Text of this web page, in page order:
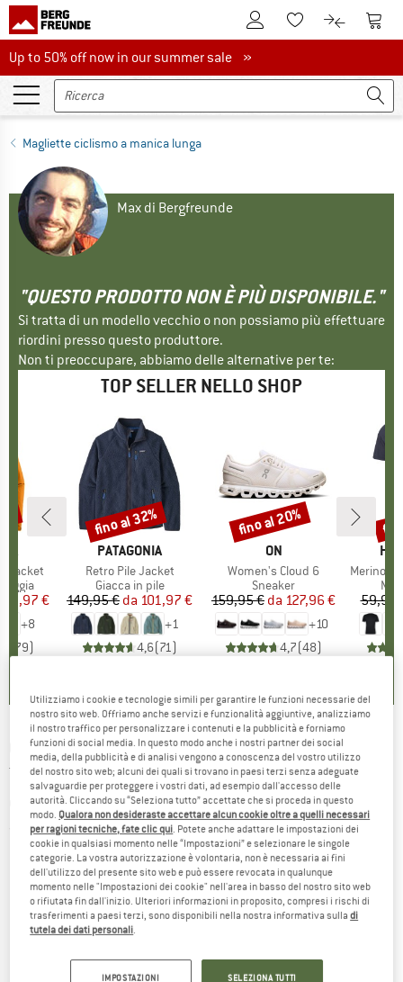
Al conto clienteAlla lista
Al Al
Up to 50% off now in our summer sale
Up to 50% off now in our summer sale »
Magliette ciclismo a manica lunga
Max di Bergfreunde
"QUESTO PRODOTTO NON È PIÙ DISPONIBILE."
Si tratta di un modello vecchio o non possiamo più effettuare
riordini presso questo produttore.
Non ti preoccupare, abbiamo delle alternative per te:
TOP SELLER NELLO SHOP
Jacket
ridotto
€
+8
79)
MARCHIO
PATAGONIA
Articolo
Retro Pile Jacket
Gruppo di prodotti
Giacca in pile
Prezzo
149,95 € Prezzo ridotto
da 101,97 €
+1
4,6(71)
Sconto
fino al 32%
MARCHIO
ON
Articolo
Women's Cloud 6
Gruppo di prodotti
Sneaker
Prezzo
159,95 € Prezzo ridotto
da 127,96 €
+10
4,7(48)
Sconto
fino al 20%
Articolo
MerinoMix150
59,95
Q36.5 - Women's Gregarius Hybrid
Thermomap Long Sleeve Jersey - Maglietta da
ciclismo
(0)
Utilizziamo i cookie e tecnologie simili per garantire le funzioni necessarie del
nostro sito web. Offriamo anche servizi e funzionalità aggiuntive, analizziamo
il nostro traffico per personalizzare i contenuti e la pubblicità e forniamo
funzioni di social media. In questo modo anche i nostri partner dei social
media, della pubblicità e di analisi vengono a conoscenza del vostro utilizzo
del nostro sito web; alcuni dei quali si trovano in paesi terzi senza adeguate
salvaguardie per proteggere i vostri dati, ad esempio dall'accesso delle
autorità. Cliccando su “Seleziona tutto” accettate che si proceda in questo
modo. Qualora non desideraste accettare alcun cookie oltre a quelli necessari
per ragioni tecniche, fate clic qui . Potete anche adattare le impostazioni dei
cookie in qualsiasi momento nelle “Impostazioni” e selezionare le singole
categorie. La vostra autorizzazione è volontaria, non è necessaria ai fini
dell'utilizzo del presente sito web e può essere revocata in qualunque
momento nelle "Impostazioni dei cookie" nell'area in basso del nostro sito web
o rifiutata fin dall'inizio. Ulteriori informazioni in proposito, compresi i rischi di
trasferimenti a paesi terzi, sono disponibili nella nostra informativa sulladi
tutela dei dati personali
IMPOSTAZIONI SELEZIONA TUTTI